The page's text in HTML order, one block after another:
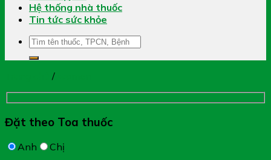
Hệ thống nhà thuốc
Tin tức sức khỏe
Tìm
kiếm:
/
Đặt theo Toa thuốc
Anh Chị